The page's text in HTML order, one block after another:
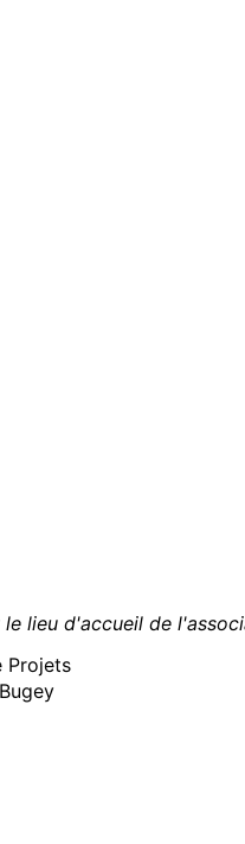
lieu d'accueil de
Projets